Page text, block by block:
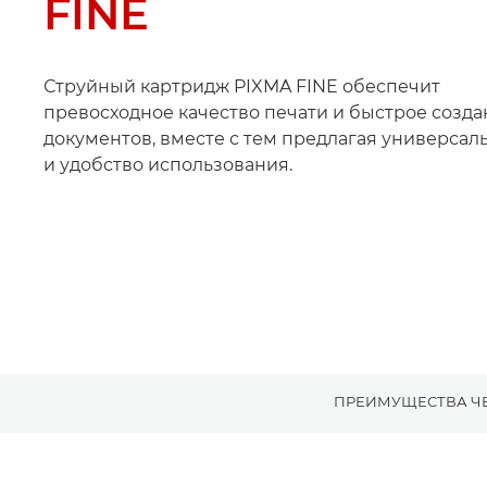
FINE
Струйный картридж PIXMA FINE обеспечит
превосходное качество печати и быстрое
документов, вместе с тем предлагая
и удобство использования.
ПРЕИМУЩЕСТВА